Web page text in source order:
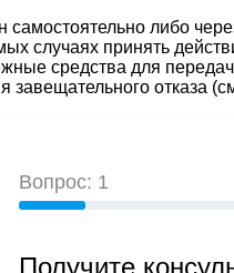
либо
случаях принять
средства для
отказа